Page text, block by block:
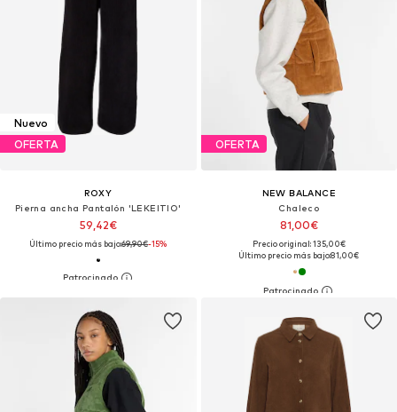
Nuevo
OFERTA
ROXY
Pierna ancha Pantalón 'LEKEITIO'
59,42€
Último precio más bajo:69,90€-15%
OFERTA
NEW BALANCE
Chaleco
81,00€
Precio original: 135,00€
Último precio más bajo:81,00€